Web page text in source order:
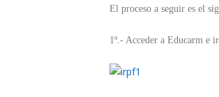
El proceso a seguir es el
1º.- Acceder a Educarm e